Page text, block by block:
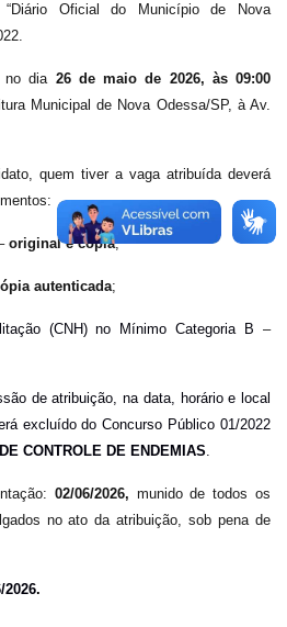
“Diário Oficial do Município de Nova
no dia26 de maio de 2026, às 09:00
Municipal de Nova Odessa/SP, à Av.
quem tiver a vaga atribuída deverá
original e cópia;
autenticada;
(CNH) no Mínimo Categoria B –
de atribuição, na data, horário e local
excluído do Concurso Público 01/2022
CONTROLE DE ENDEMIAS.
02/06/2026, munido de todos os
no ato da atribuição, sob pena de
2026.